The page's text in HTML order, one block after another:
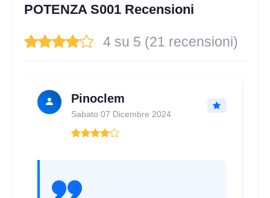
225/50 R17 94W * BMW
245/45 R17 95Y AO FR
Disponibile
205/50 R17 89W * BMW
POTENZA S001 Recensioni
4 su 5 (21 recensioni)
Pinoclem
Sabato 07 Dicembre 2024